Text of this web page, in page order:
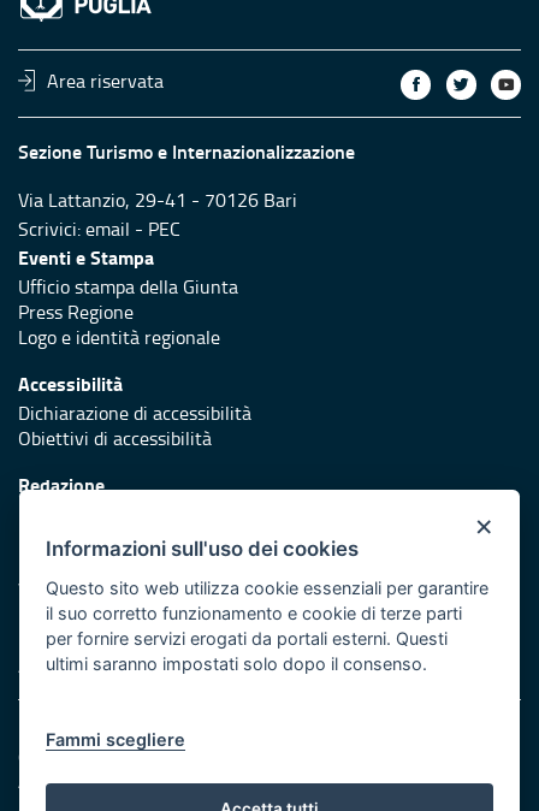
Area riservata
Sezione Turismo e Internazionalizzazione
Via Lattanzio, 29-41 - 70126 Bari
Scrivici:email - PEC
Eventi e Stampa
Ufficio stampa della Giunta
Press Regione
Logo e identità regionale
Accessibilità
Dichiarazione di accessibilità
Obiettivi di accessibilità
Redazione
Protezione civile
Vai al sito di Protezione Civile Puglia
Iniziativa finanziata con risorse del POR Puglia 2014/2020 -
Asse XI
Note legali
Cookie e privacy
Amministrazione trasparente
×
Informazioni sull'uso dei cookies
Questo sito web utilizza cookie essenziali per garantire
il suo corretto funzionamento e cookie di terze parti
per fornire servizi erogati da portali esterni. Questi
ultimi saranno impostati solo dopo il consenso.
Fammi scegliere